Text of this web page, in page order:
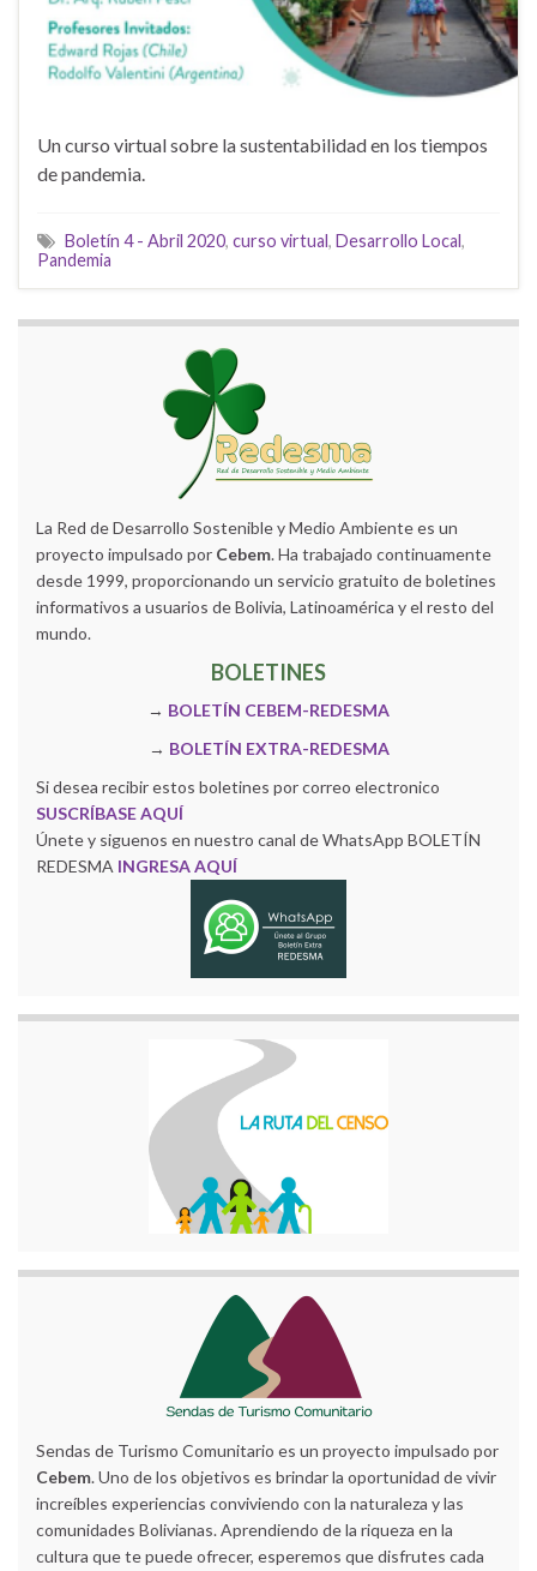
Un curso virtual sobre la sustentabilidad en los tiempos
de pandemia.
Boletín 4 - Abril 2020, curso virtual, Desarrollo Local,
Pandemia
La Red de Desarrollo Sostenible y Medio Ambiente es un
proyecto impulsado por Cebem. Ha trabajado continuamente
desde 1999, proporcionando un servicio gratuito de boletines
informativos a usuarios de Bolivia, Latinoamérica y el resto del
mundo.
BOLETINES
→ BOLETÍN CEBEM-REDESMA
→ BOLETÍN EXTRA-REDESMA
Si desea recibir estos boletines por correo electronico
SUSCRÍBASE AQUÍ
Únete y siguenos en nuestro canal de WhatsApp BOLETÍN
REDESMA INGRESA AQUÍ
Sendas de Turismo Comunitario es un proyecto impulsado por
Cebem. Uno de los objetivos es brindar la oportunidad de vivir
increíbles experiencias conviviendo con la naturaleza y las
comunidades Bolivianas. Aprendiendo de la riqueza en la
cultura que te puede ofrecer, esperemos que disfrutes cada